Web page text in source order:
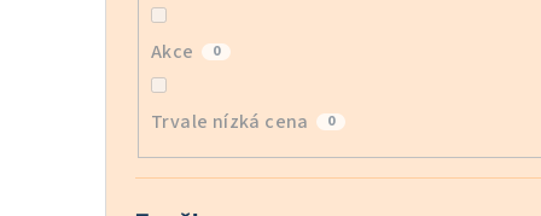
Akce 0
Trvale nízká cena 0